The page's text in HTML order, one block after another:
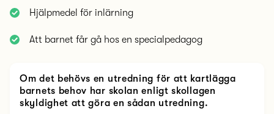
Hjälpmedel för inlärning
Att barnet får gå hos en specialpedagog
Om det behövs en utredning för att kartlägga
barnets behov har skolan enligt skollagen
skyldighet att göra en sådan utredning.